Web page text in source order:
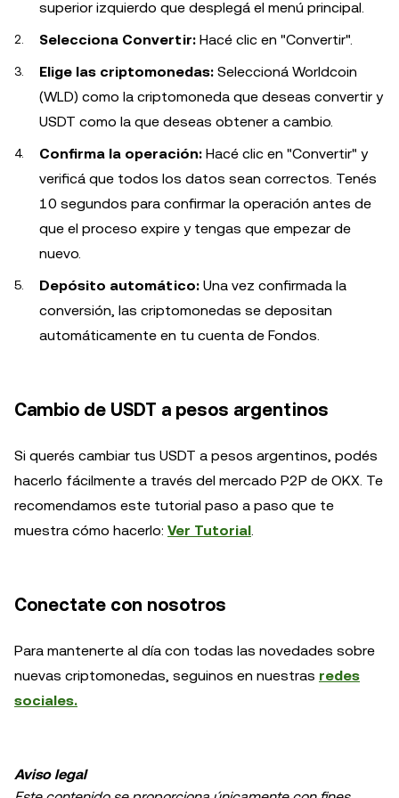
superior izquierdo que desplegá el menú principal.
Selecciona Convertir: Hacé clic en "Convertir".
Elige las criptomonedas: Seleccioná Worldcoin
(WLD) como la criptomoneda que deseas convertir y
USDT como la que deseas obtener a cambio.
Confirma la operación: Hacé clic en "Convertir" y
verificá que todos los datos sean correctos. Tenés
10 segundos para confirmar la operación antes de
que el proceso expire y tengas que empezar de
nuevo.
Depósito automático: Una vez confirmada la
conversión, las criptomonedas se depositan
automáticamente en tu cuenta de Fondos.
Cambio de USDT a pesos argentinos
Si querés cambiar tus USDT a pesos argentinos, podés
hacerlo fácilmente a través del mercado P2P de OKX. Te
recomendamos este tutorial paso a paso que te
muestra cómo hacerlo: Ver Tutorial.
Conectate con nosotros
Para mantenerte al día con todas las novedades sobre
nuevas criptomonedas, seguinos en nuestras redes
sociales.
Aviso legal